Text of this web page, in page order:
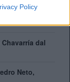
Policy
e chi
dal
Neto,